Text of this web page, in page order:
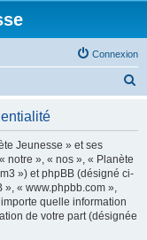
Connexion
Jeunesse » et ses
notre », « nos », « Planète
») et phpBB (désigné ci-
», « www.phpbb.com »,
quelle information
de votre part (désignée